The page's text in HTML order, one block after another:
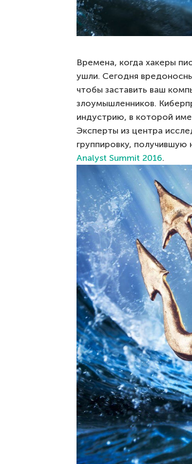
Времена, когда хакеры
ушли. Сегодня
чтобы заставить ваш
злоумышленников.
индустрию, в которой
Эксперты из центра
группировку, получившую
Analyst Summit 2016.